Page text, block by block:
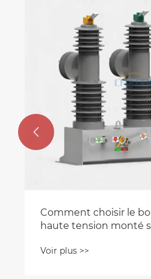
Comment choisir le
haute tension monté
Voir plus >>
